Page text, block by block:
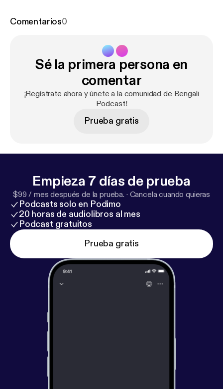
youngsters of Bangladesh can relate.
Comentarios0
Sé la primera persona en
comentar
¡Regístrate ahora y únete a la comunidad de Bengali
Podcast!
Prueba gratis
Empieza 7 días de prueba
$99 / mes después de la prueba. · Cancela cuando quieras
Podcasts solo en Podimo
20 horas de audiolibros al mes
Podcast gratuitos
Prueba gratis